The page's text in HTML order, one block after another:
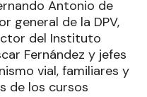
Antonio de
general de la DPV,
del Instituto
Fernández y jefes
vial, familiares y
de los cursos